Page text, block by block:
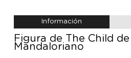
Información
Figura de The Child de
Mandaloriano